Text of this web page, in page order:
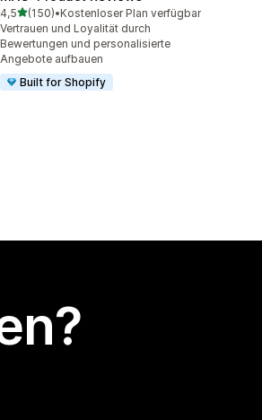
4,5von 5 Sternen
(150)
150 Rezensionen insgesamt
•Kostenloser Plan verfügbar
Vertrauen und Loyalität durch
Bewertungen und personalisierte
Angebote aufbauen
Built for Shopify